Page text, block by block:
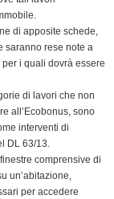
di apposite schede,
saranno rese note a
i quali dovrà essere
di lavori che non
all’Ecobonus, sono
interventi di
DL 63/13.
comprensive di
un’abitazione,
per accedere